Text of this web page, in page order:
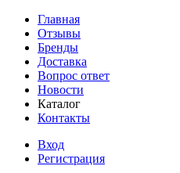
Главная
Отзывы
Бренды
Доставка
Вопрос ответ
Новости
Каталог
Контакты
Вход
Регистрация